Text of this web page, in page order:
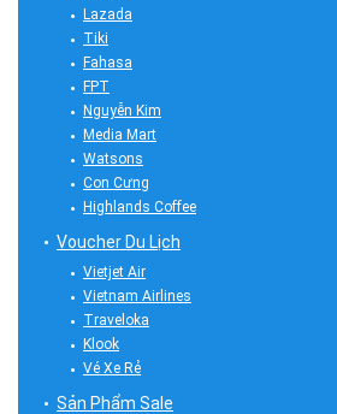
Lazada
Tiki
Fahasa
FPT
Nguyễn Kim
Media Mart
Watsons
Con Cưng
Highlands Coffee
Voucher Du Lịch
Vietjet Air
Vietnam Airlines
Traveloka
Klook
Vé Xe Rẻ
Sản Phẩm Sale